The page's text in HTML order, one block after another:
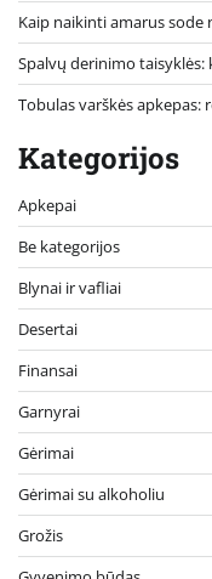
Kaip naikinti amarus
Spalvų derinimo
Tobulas varškės apkepas:
Kategorijos
Apkepai
Be kategorijos
Blynai ir vafliai
Desertai
Finansai
Garnyrai
Gėrimai
Gėrimai su alkoholiu
Grožis